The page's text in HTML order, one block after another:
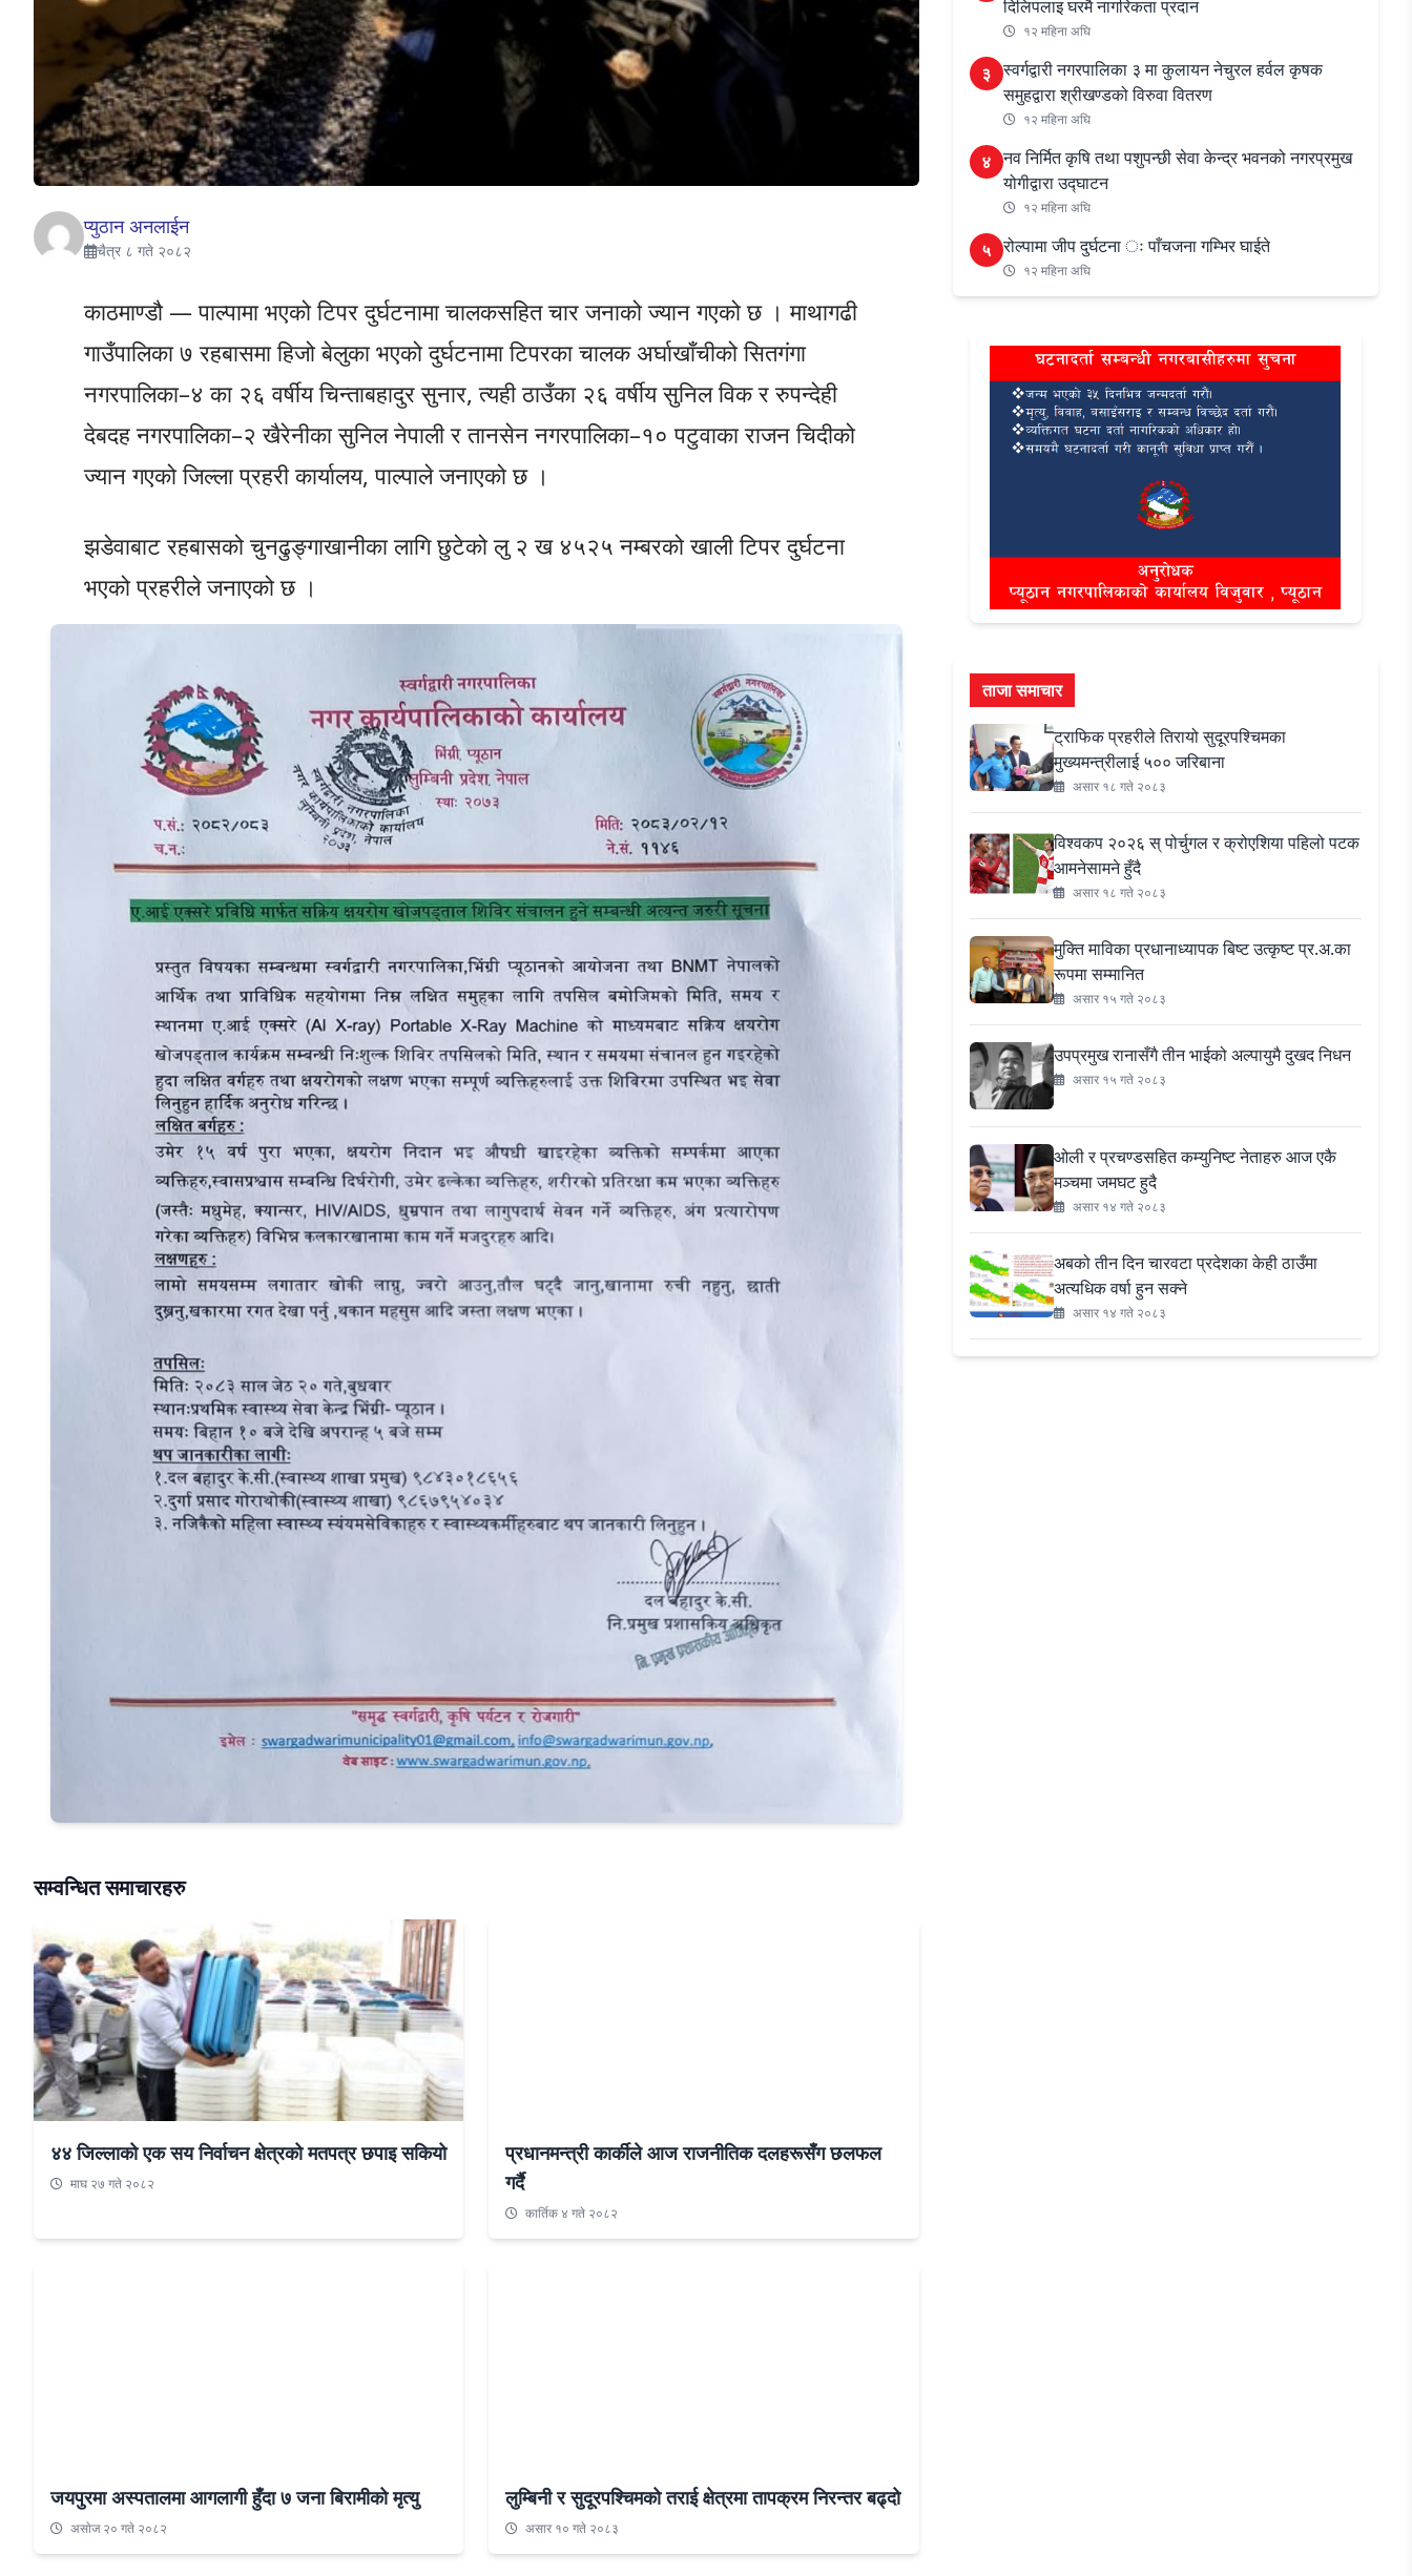
प्युठान अनलाईन
चैत्र ८ गते २०८२
काठमाण्डौ — पाल्पामा भएको टिपर दुर्घटनामा चालकसहित चार जनाको ज्यान गएको छ । माथागढी
गाउँपालिका ७ रहबासमा हिजो बेलुका भएको दुर्घटनामा टिपरका चालक अर्घाखाँचीको सितगंगा
नगरपालिका–४ का २६ वर्षीय चिन्ताबहादुर सुनार, त्यही ठाउँका २६ वर्षीय सुनिल विक र रुपन्देही
देबदह नगरपालिका–२ खैरेनीका सुनिल नेपाली र तानसेन नगरपालिका–१० पटुवाका राजन चिदीको
ज्यान गएको जिल्ला प्रहरी कार्यालय, पाल्पाले जनाएको छ ।
झडेवाबाट रहबासको चुनढुङ्गाखानीका लागि छुटेको लु २ ख ४५२५ नम्बरको खाली टिपर दुर्घटना
भएको प्रहरीले जनाएको छ ।
सम्वन्धित समाचारहरु
४४ जिल्लाको एक सय निर्वाचन क्षेत्रको मतपत्र छपाइ सकियो
माघ २७ गते २०८२
प्रधानमन्त्री कार्कीले आज राजनीतिक दलहरूसँग छलफल
गर्दै
कार्तिक ४ गते २०८२
जयपुरमा अस्पतालमा आगलागी हुँदा ७ जना बिरामीको मृत्यु
असाेज २० गते २०८२
लुम्बिनी र सुदूरपश्चिमको तराई क्षेत्रमा तापक्रम निरन्तर बढ्दो
असार १० गते २०८३
दिलिपलाइ घरमै नागरिकता प्रदान
१२ महिना अघि
३ स्वर्गद्वारी नगरपालिका ३ मा कुलायन नेचुरल हर्वल कृषक
समुहद्वारा श्रीखण्डको विरुवा वितरण
१२ महिना अघि
४ नव निर्मित कृषि तथा पशुपन्छी सेवा केन्द्र भवनको नगरप्रमुख
योगीद्वारा उद्घाटन
१२ महिना अघि
५ रोल्पामा जीप दुर्घटना ः पाँचजना गम्भिर घाईते
१२ महिना अघि
ताजा समाचार
ट्राफिक प्रहरीले तिरायो सुदूरपश्चिमका
मुख्यमन्त्रीलाई ५०० जरिबाना
असार १८ गते २०८३
विश्वकप २०२६ स् पोर्चुगल र क्रोएशिया पहिलो पटक
आमनेसामने हुँदै
असार १८ गते २०८३
मुक्ति माविका प्रधानाध्यापक बिष्ट उत्कृष्ट प्र.अ.का
रूपमा सम्मानित
असार १५ गते २०८३
उपप्रमुख रानासँगै तीन भाईको अल्पायुमै दुखद निधन
असार १५ गते २०८३
ओली र प्रचण्डसहित कम्युनिष्ट नेताहरु आज एकै
मञ्चमा जमघट हुदै
असार १४ गते २०८३
अबको तीन दिन चारवटा प्रदेशका केही ठाउँमा
अत्यधिक वर्षा हुन सक्ने
असार १४ गते २०८३